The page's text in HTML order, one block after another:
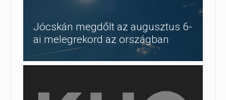
Jócskán megdőlt az augusztus 6-
ai melegrekord az országban